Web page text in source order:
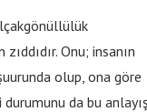
Onu; insanın
olup, ona göre
da bu